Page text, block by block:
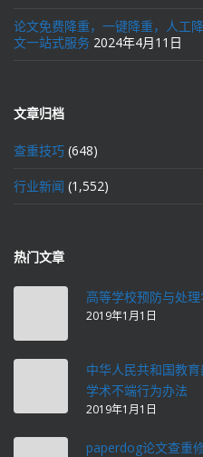
论文免费降重，一键降重，人工
文一站式服务 2024年4月11日
文章归档
查重技巧 (648)
行业新闻 (1,552)
热门文章
高等学校预防与处
2019年1月1日
中华人民共和国教
学术不端行为办法
2019年1月1日
paperdog论文查重